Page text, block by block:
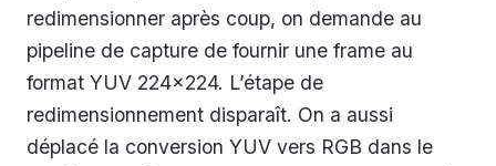
redimensionner après coup, on demande au
pipeline de capture de fournir une frame au
format YUV 224×224. L’étape de
redimensionnement disparaît. On a aussi
déplacé la conversion YUV vers RGB dans le